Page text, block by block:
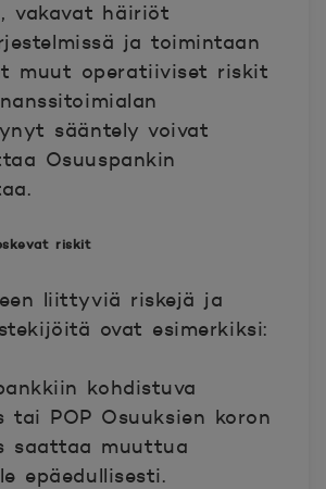
vakavat häiriöt
ja toimintaan
muut operatiiviset riskit
sääntely voivat
Osuuspankin
riskit
liittyviä riskejä ja
ovat esimerkiksi:
kohdistuva
tai POP Osuuksien koron
saattaa muuttua
epäedullisesti.